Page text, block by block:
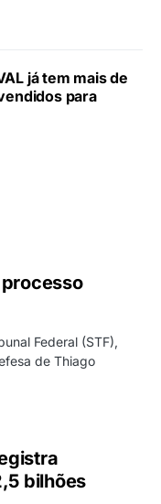
já tem mais de
para
Federal (STF),
de Thiago
bilhões